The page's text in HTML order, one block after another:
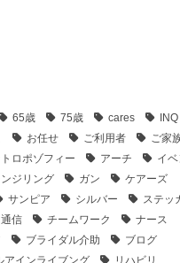
65歳 75歳 cares
INQ
お任せ ご利用者
ご家
ロポゾフィー アーチ
イベ
ジリング ガン
ケアーズ
サンピア シルバー
ステッ
信 チームワーク
ナース
ブライダル介助
ブログ